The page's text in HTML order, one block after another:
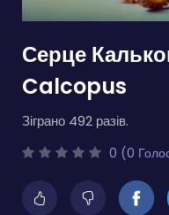
Серце
Calcopus
Зіграно 492 разів.
0 (0